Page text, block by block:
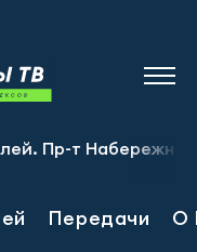
т
Передачи О